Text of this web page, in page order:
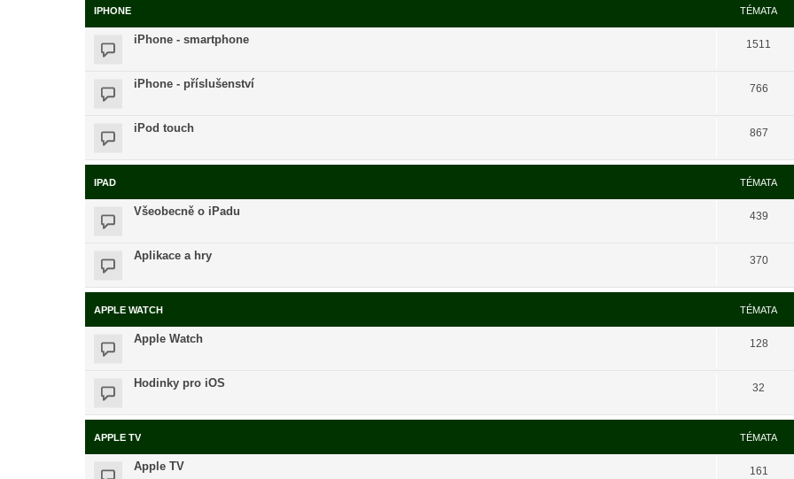
IPHONE TÉMATA
iPhone - smartphone 1511
iPhone - příslušenství 766
iPod touch 867
IPAD TÉMATA
Všeobecně o iPadu 439
Aplikace a hry 370
APPLE WATCH TÉMATA
Apple Watch 128
Hodinky pro iOS 32
APPLE TV TÉMATA
Apple TV 161